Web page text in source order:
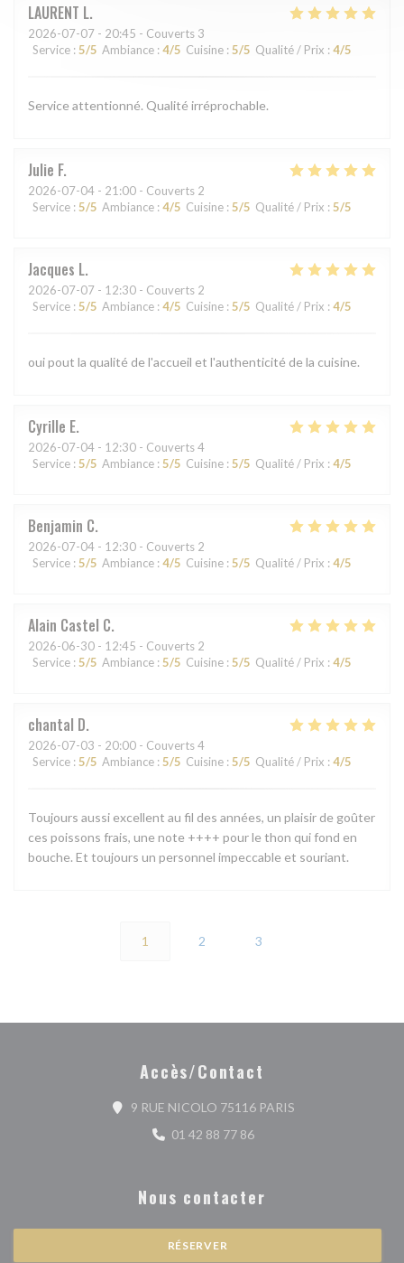
LAURENT L
2026-07-07 - 20:45 - Couverts 3
Service : 5/5 Ambiance : 4/5 Cuisine : 5/5 Qualité / Prix : 4/5
Service attentionné. Qualité irréprochable.
Julie F
2026-07-04 - 21:00 - Couverts 2
Service : 5/5 Ambiance : 4/5 Cuisine : 5/5 Qualité / Prix : 5/5
Jacques L
2026-07-07 - 12:30 - Couverts 2
Service : 5/5 Ambiance : 4/5 Cuisine : 5/5 Qualité / Prix : 4/5
oui pout la qualité de l'accueil et l'authenticité de la cuisine.
Cyrille E
2026-07-04 - 12:30 - Couverts 4
Service : 5/5 Ambiance : 5/5 Cuisine : 5/5 Qualité / Prix : 4/5
Benjamin C
2026-07-04 - 12:30 - Couverts 2
Service : 5/5 Ambiance : 4/5 Cuisine : 5/5 Qualité / Prix : 4/5
Alain Castel C
2026-06-30 - 12:45 - Couverts 2
Service : 5/5 Ambiance : 5/5 Cuisine : 5/5 Qualité / Prix : 4/5
chantal D
2026-07-03 - 20:00 - Couverts 4
Service : 5/5 Ambiance : 5/5 Cuisine : 5/5 Qualité / Prix : 4/5
Toujours aussi excellent au fil des années, un plaisir de goûter
ces poissons frais, une note ++++ pour le thon qui fond en
bouche. Et toujours un personnel impeccable et souriant.
1 2 3
Accès/Contact
9 RUE NICOLO 75116 PARIS((ouvre une
01 42 88 77 86
Nous contacter
RÉSERVER